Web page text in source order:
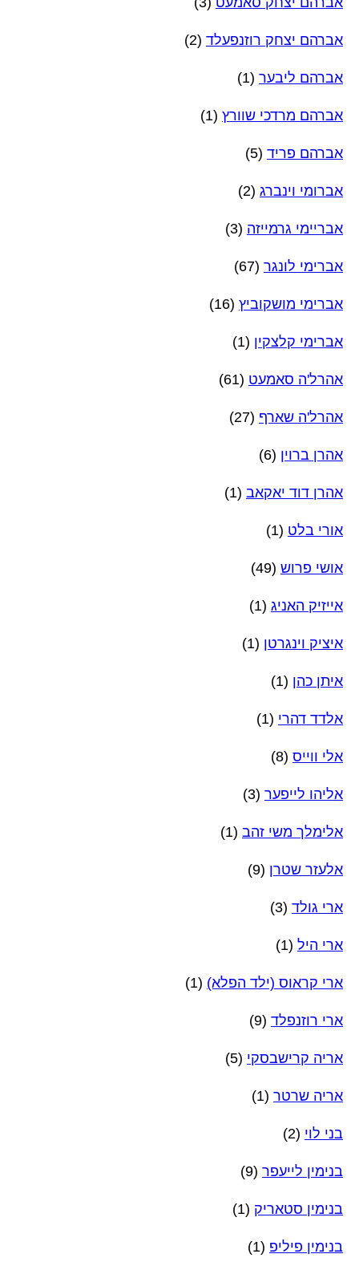
אברהם יצחק רוזנפעלד (2)
אברהם ליבער (1)
אברהם מרדכי שוורץ (1)
אברהם פריד (5)
אברומי וינברג (2)
אבריימי גרמייזה (3)
אברימי לונגר (67)
אברימי מושקוביץ (16)
אברימי קלצקין (1)
אהרל'ה סאמעט (61)
אהרל'ה שארף (27)
אהרן ברוין (6)
אהרן דוד יאקאב (1)
אורי בלט (1)
אושי פרוש (49)
אייזיק האניג (1)
איציק וינגרטן (1)
איתן כהן (1)
אלדד דהרי (1)
אלי ווייס (8)
אליהו לייפער (3)
אלימלך משי זהב (1)
אלעזר שטרן (9)
ארי גולד (3)
ארי היל (1)
ארי קראוס (ילד הפלא) (1)
ארי רוזנפלד (9)
אריה קרישבסקי (5)
אריה שרטר (1)
בני לוי (2)
בנימין לייעפר (9)
בנימין סטאריק (1)
בנימין פיליפ (1)